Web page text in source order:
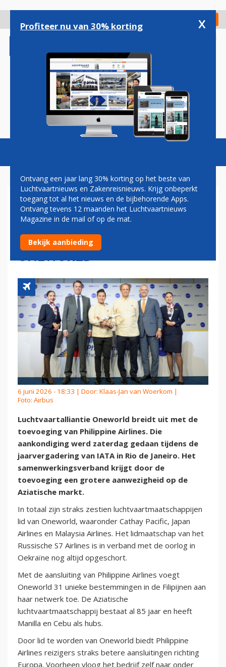
gaan
Check in
Magazine Podcasts Vacatures
PHILIPPINE AIRLINES TREEDT
TOE TOT
LUCHTVAARTALLIANTIE
ONEWORLD
6 juni 2026 - 18:33 | Door: Klaas-Jan van Woerkom |
Foto: Airbus
Luchtvaartalliantie Oneworld breidt uit met de
toevoeging van Philippine Airlines. Die
aankondiging werd zaterdag gedaan tijdens de
jaarvergadering van IATA in Rio de Janeiro. Het
samenwerkingsverband krijgt door de
toevoeging een grotere aanwezigheid op de
Aziatische markt.
In totaal zijn straks zestien luchtvaartmaatschappijen
lid van Oneworld, waaronder Cathay Pacific, Japan
Airlines en Malaysia Airlines. Het lidmaatschap van het
Russische S7 Airlines is in verband met de oorlog in
Oekraïne nog altijd opgeschort.
Met de aansluiting van Philippine Airlines voegt
Oneworld 31 unieke bestemmingen in de Filipijnen aan
haar netwerk toe. De Aziatische
luchtvaartmaatschappij bestaat al 85 jaar en heeft
Manilla en Cebu als hubs.
Door lid te worden van Oneworld biedt Philippine
Airlines reizigers straks betere aansluitingen richting
Europa. Voorheen vloog het bedrijf zelf naar onder
Profiteer nu van 30% korting x
Ontvang een jaar lang 30% korting op het beste van
Luchtvaartnieuws en Zakenreisnieuws. Krijg onbeperkt
toegang tot al het nieuws en de bijbehorende Apps.
Ontvang tevens 12 maanden het Luchtvaartnieuws
Magazine in de mail of op de mat.
Bekijk aanbieding